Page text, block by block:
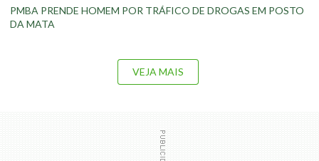
PMBA PRENDE HOMEM POR TRÁFICO DE DROGAS EM POSTO
DA MATA
VEJA MAIS